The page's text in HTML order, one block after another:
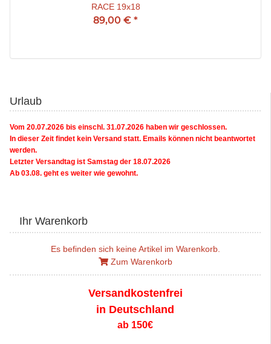
RACE 19x18
89,00 € *
Urlaub
Vom 20.07.2026 bis einschl. 31.07.2026 haben wir geschlossen.
In dieser Zeit findet kein Versand statt. Emails können nicht beantwortet
werden.
Letzter Versandtag ist Samstag der 18.07.2026
Ab 03.08. geht es weiter wie gewohnt.
Ihr Warenkorb
Es befinden sich keine Artikel im Warenkorb.
Zum Warenkorb
Versandkostenfrei
in Deutschland
ab 150€